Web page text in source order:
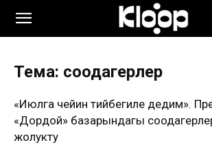
Тема: соодагерлер
«Июлга чейин тийбегиле дедим».
«Дордой» базарындагы
жолукту